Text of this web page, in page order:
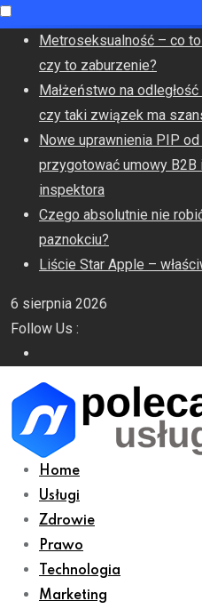
Skip
content
Metroseksualność – co
czy to zaburzenie?
Małżeństwo na
czy taki związek ma
Nowe uprawnienia PIP
przygotować umowy B2B
inspektora
Czego absolutnie nie
paznokciu?
Liście Star Apple –
6 sierpnia 2026
Follow Us :
Home
Usługi
Zdrowie
Prawo
Technologia
Marketing